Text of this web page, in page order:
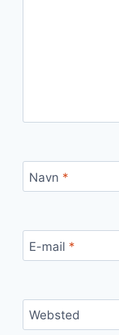
Navn *
E-mail *
Websted